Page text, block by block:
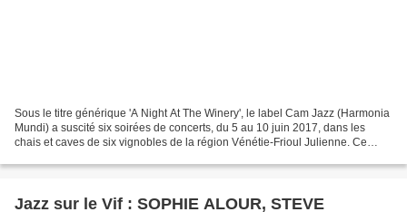
Sous le titre générique 'A Night At The Winery', le label Cam Jazz (Harmonia
Mundi) a suscité six soirées de concerts, du 5 au 10 juin 2017, dans les
chais et caves de six vignobles de la région Vénétie-Frioul Julienne. Ce
Jazz sur le Vif : SOPHIE ALOUR, STEVE